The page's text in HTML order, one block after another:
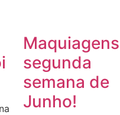
segunda
semana de
Junho!